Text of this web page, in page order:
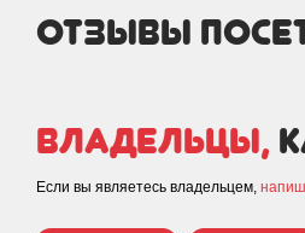
отзывы
Владельцы,
Если вы являетесь владельцем,